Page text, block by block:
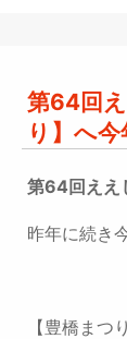
第64回
り】へ
第64回ええ
昨年に続き
【豊橋ま